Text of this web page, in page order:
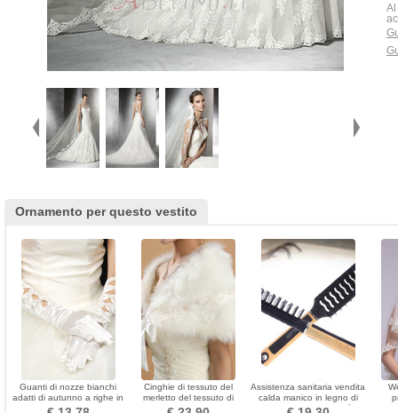
Al
Ornamento per questo vestito
Guanti di nozze bianchi
adatti di autunno a righe in
satin caldo
Cinghie di tessuto del
merletto del tessuto di
inverno di scialle di
Assistenza sanitaria vendita
calda manico in legno di
plastica di alta qualità